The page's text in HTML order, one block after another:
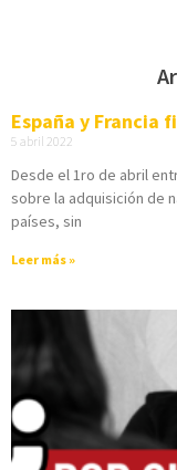
España y Francia
5 abril 2022
Desde el 1ro de abril
sobre la adquisición de
países, sin
Leer más »